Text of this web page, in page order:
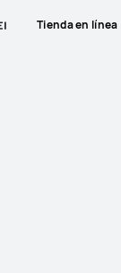
Tienda en línea